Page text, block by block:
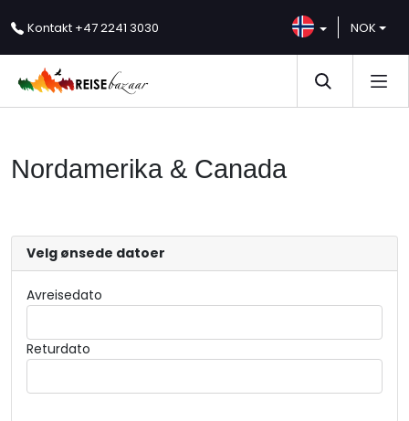
Kontakt +47 2241 3030 NOK
Nordamerika & Canada
Velg ønsede datoer
Avreisedato
Returdato